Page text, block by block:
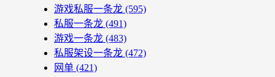
游戏私服一条龙 (595)
私服一条龙 (491)
游戏一条龙 (483)
私服架设一条龙 (472)
网单 (421)